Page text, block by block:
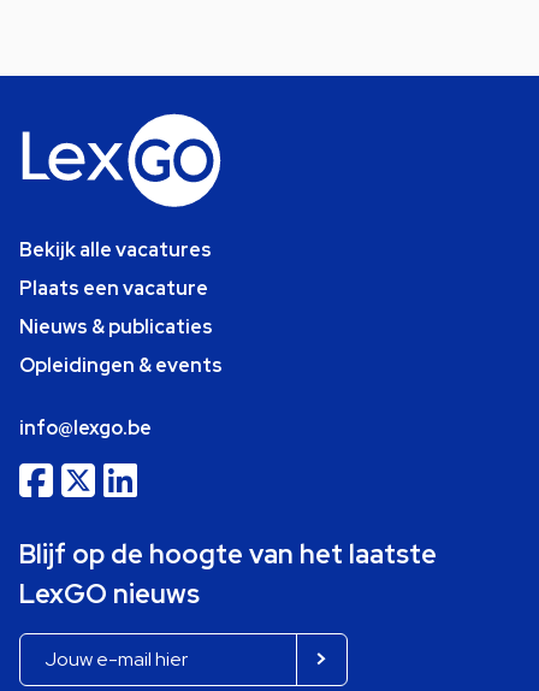
Bekijk alle vacatures
Plaats een vacature
Nieuws & publicaties
Opleidingen & events
info@lexgo.be
Blijf op de hoogte van het laatste
LexGO nieuws